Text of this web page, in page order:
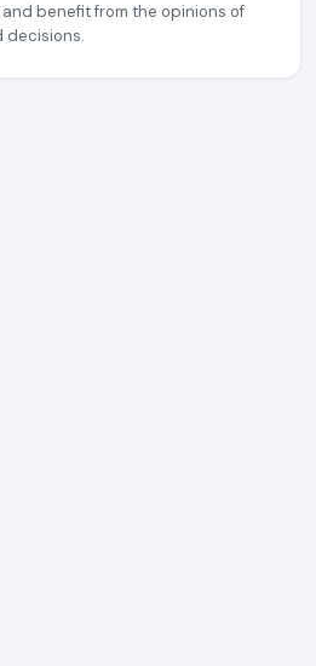
benefit from the opinions of
decisions.